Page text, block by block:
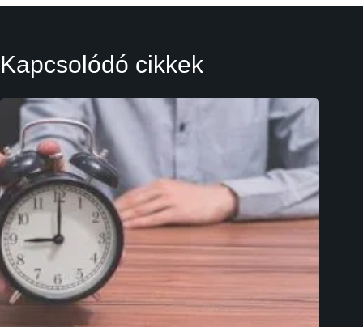
Kapcsolódó cikkek